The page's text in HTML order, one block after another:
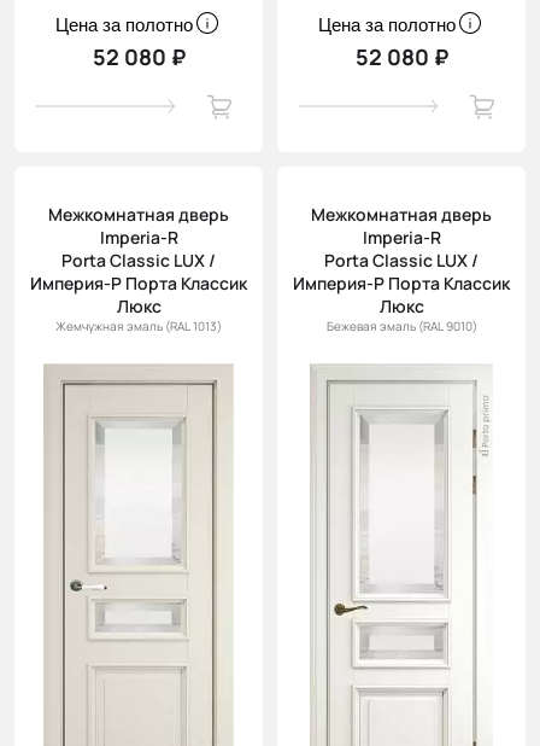
Цена за полотно
52 080 ₽
Цена за полотно
52 080 ₽
Межкомнатная дверь
Imperia-R
Porta Classic LUX /
Империя-Р Порта Классик
Люкс
Жемчужная эмаль (RAL 1013)
Межкомнатная дверь
Imperia-R
Porta Classic LUX /
Империя-Р Порта Классик
Люкс
Бежевая эмаль (RAL 9010)